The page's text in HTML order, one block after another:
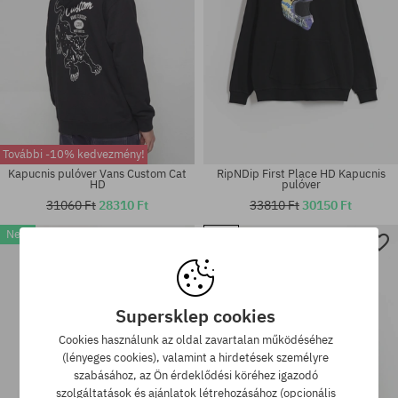
Elérhető méretek:
További -10% kedvezmény!
Kapucnis pulóver Vans Custom Cat
HD
31060 Ft 28310 Ft
RipNDip First Place HD Kapucnis
pulóver
33810 Ft30150 Ft
New
Supersklep cookies
Cookies használunk az oldal zavartalan működéséhez
(lényeges cookies), valamint a hirdetések személyre
szabásához, az Ön érdeklődési köréhez igazodó
szolgáltatások és ajánlatok létrehozásához (opcionális